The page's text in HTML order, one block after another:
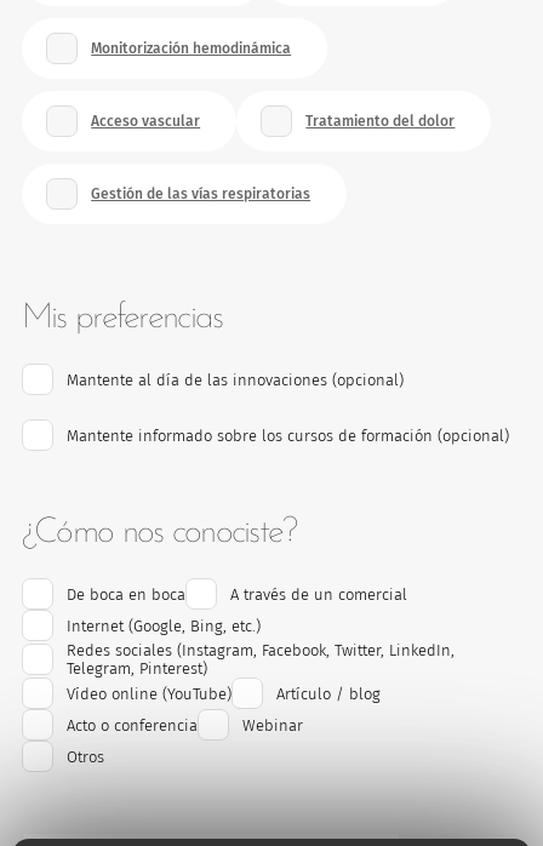
Monitorización hemodinámica
Acceso vascular Tratamiento del dolor
Gestión de las vías respiratorias
Mis preferencias
Mantente al día de las innovaciones(opcional)
Mantente informado sobre los cursos de formación(opcional)
¿Cómo nos conociste?
¿Cómo nos conociste? (opcional)
De boca en boca
A través de un comercial
Internet (Google, Bing, etc.)
Redes sociales (Instagram, Facebook, Twitter, LinkedIn,
Telegram, Pinterest)
Vídeo online (YouTube)
Artículo / blog
Acto o conferencia
Webinar
Otros